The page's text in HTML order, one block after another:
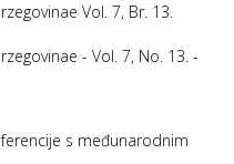
Vol. 7, Br. 13.
- Vol. 7, No. 13. -
s međunarodnim